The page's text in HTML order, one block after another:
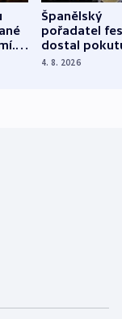
Španělský
pořadatel
dostal
nekalé
4. 8. 2026